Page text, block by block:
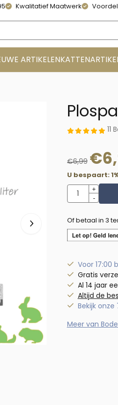
Kwalitatief Maatwerk
ARTIKELEN
11
€6,99 €
U bespaart:1
Aantal
+
-
Of betaal in 3
Voor 17:00
Gratis
Al 14 jaar
Altijd de
Bekijk
Meer van